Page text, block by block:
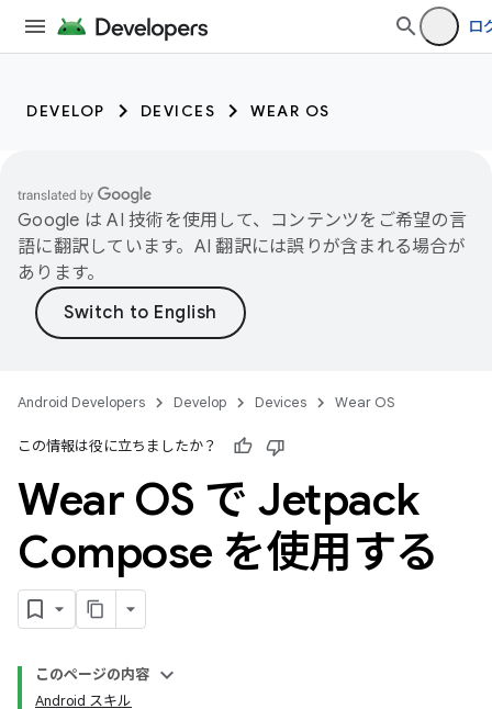
ロ
DEVELOP DEVICES WEAR OS
Google は AI 技術を使用して、コンテンツをご希望の言
語に翻訳しています。AI 翻訳には誤りが含まれる場合が
あります。
Android Developers Develop Devices Wear OS
この情報は役に立ちましたか？
Wear OS で Jetpack
Compose を使用する
このページの内容
Android スキル